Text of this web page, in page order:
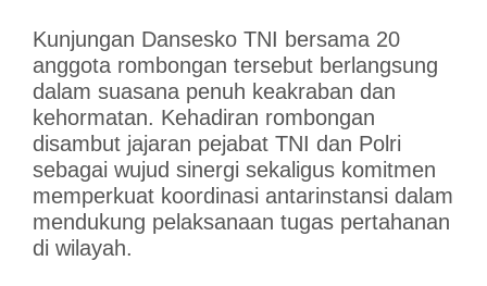
Kunjungan Dansesko TNI bersama 20
anggota rombongan tersebut berlangsung
dalam suasana penuh keakraban dan
kehormatan. Kehadiran rombongan
disambut jajaran pejabat TNI dan Polri
sebagai wujud sinergi sekaligus komitmen
memperkuat koordinasi antarinstansi dalam
mendukung pelaksanaan tugas pertahanan
di wilayah.